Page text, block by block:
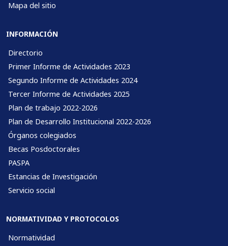
Mapa del sitio
INFORMACIÓN
Directorio
Primer Informe de Actividades 2023
Segundo Informe de Actividades 2024
Tercer Informe de Actividades 2025
Plan de trabajo 2022-2026
Plan de Desarrollo Institucional 2022-2026
Órganos colegiados
Becas Posdoctorales
PASPA
Estancias de Investigación
Servicio social
NORMATIVIDAD Y PROTOCOLOS
Normatividad